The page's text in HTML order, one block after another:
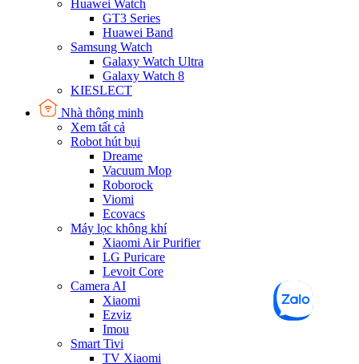
Huawei Watch
GT3 Series
Huawei Band
Samsung Watch
Galaxy Watch Ultra
Galaxy Watch 8
KIESLECT
Nhà thông minh
Xem tất cả
Robot hút bụi
Dreame
Vacuum Mop
Roborock
Viomi
Ecovacs
Máy lọc không khí
Xiaomi Air Purifier
LG Puricare
Levoit Core
Camera AI
Xiaomi
Ezviz
Imou
Smart Tivi
TV Xiaomi